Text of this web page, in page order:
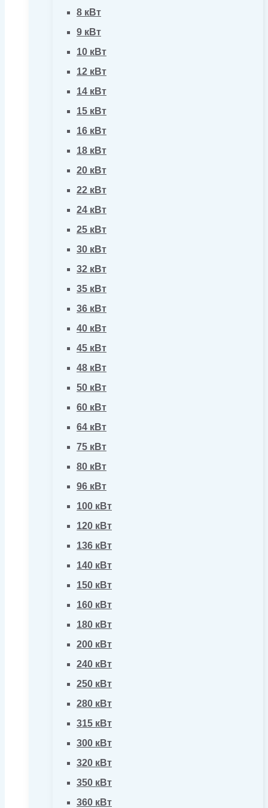
8 кВт
9 кВт
10 кВт
12 кВт
14 кВт
15 кВт
16 кВт
18 кВт
20 кВт
22 кВт
24 кВт
25 кВт
30 кВт
32 кВт
35 кВт
36 кВт
40 кВт
45 кВт
48 кВт
50 кВт
60 кВт
64 кВт
75 кВт
80 кВт
96 кВт
100 кВт
120 кВт
136 кВт
140 кВт
150 кВт
160 кВт
180 кВт
200 кВт
240 кВт
250 кВт
280 кВт
315 кВт
300 кВт
320 кВт
350 кВт
360 кВт